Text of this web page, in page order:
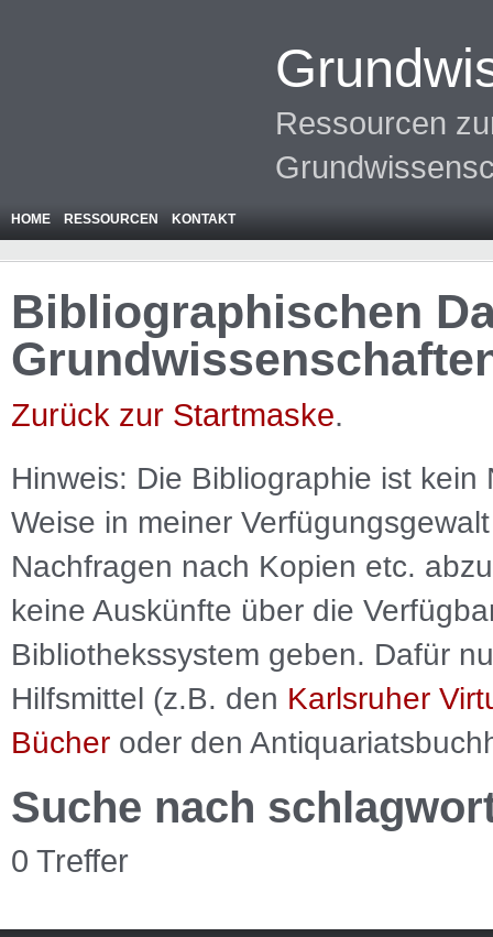
Ressourcen
HOME RESSOURCEN KONTAKT
Bibliographischen
Zurück zur Startmaske.
Hinweis: Die Bibliographie ist kein
Weise in meiner
Nachfragen nach Kopien etc.
keine Auskünfte über die
Bibliothekssystem geben. Dafür
Hilfsmittel (z.B. den Karlsruher
Bücher oder den
Suche nach
0 Treffer